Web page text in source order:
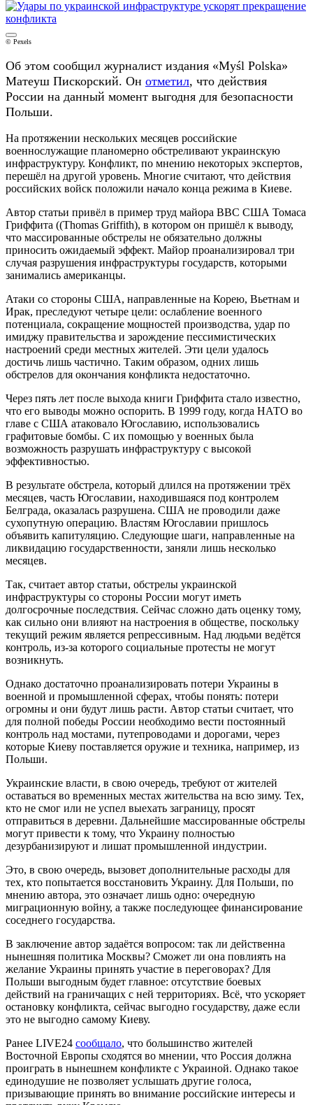
© Pexels
Об этом сообщил журналист издания «Myśl Polskа»
Матеуш Пискорский. Он отметил, что действия
России на данный момент выгодня для безопасности
Польши.
На протяжении нескольких месяцев российские
военнослужащие планомерно обстреливают украинскую
инфраструктуру. Конфликт, по мнению некоторых экспертов,
перешёл на другой уровень. Многие считают, что действия
российских войск положили начало конца режима в Киеве.
Автор статьи привёл в пример труд майора ВВС США Томаса
Гриффита ((Thomas Griffith), в котором он пришёл к выводу,
что массированные обстрелы не обязательно должны
приносить ожидаемый эффект. Майор проанализировал три
случая разрушения инфраструктуры государств, которыми
занимались американцы.
Атаки со стороны США, направленные на Корею, Вьетнам и
Ирак, преследуют четыре цели: ослабление военного
потенциала, сокращение мощностей производства, удар по
имиджу правительства и зарождение пессимистических
настроений среди местных жителей. Эти цели удалось
достичь лишь частично. Таким образом, одних лишь
обстрелов для окончания конфликта недостаточно.
Через пять лет после выхода книги Гриффита стало известно,
что его выводы можно оспорить. В 1999 году, когда НАТО во
главе с США атаковало Югославию, использовались
графитовые бомбы. С их помощью у военных была
возможность разрушать инфраструктуру с высокой
эффективностью.
В результате обстрела, который длился на протяжении трёх
месяцев, часть Югославии, находившаяся под контролем
Белграда, оказалась разрушена. США не проводили даже
сухопутную операцию. Властям Югославии пришлось
объявить капитуляцию. Следующие шаги, направленные на
ликвидацию государственности, заняли лишь несколько
месяцев.
Так, считает автор статьи, обстрелы украинской
инфраструктуры со стороны России могут иметь
долгосрочные последствия. Сейчас сложно дать оценку тому,
как сильно они влияют на настроения в обществе, поскольку
текущий режим является репрессивным. Над людьми ведётся
контроль, из-за которого социальные протесты не могут
возникнуть.
Однако достаточно проанализировать потери Украины в
военной и промышленной сферах, чтобы понять: потери
огромны и они будут лишь расти. Автор статьи считает, что
для полной победы России необходимо вести постоянный
контроль над мостами, путепроводами и дорогами, через
которые Киеву поставляется оружие и техника, например, из
Польши.
Украинские власти, в свою очередь, требуют от жителей
оставаться во временных местах жительства на всю зиму. Тех,
кто не смог или не успел выехать заграницу, просят
отправиться в деревни. Дальнейшие массированные обстрелы
могут привести к тому, что Украину полностью
дезурбанизируют и лишат промышленной индустрии.
Это, в свою очередь, вызовет дополнительные расходы для
тех, кто попытается восстановить Украину. Для Польши, по
мнению автора, это означает лишь одно: очередную
миграционную войну, а также последующее финансирование
соседнего государства.
В заключение автор задаётся вопросом: так ли действенна
нынешняя политика Москвы? Сможет ли она повлиять на
желание Украины принять участие в переговорах? Для
Польши выгодным будет главное: отсутствие боевых
действий на граничащих с ней территориях. Всё, что ускоряет
остановку конфликта, сейчас выгодно государству, даже если
это не выгодно самому Киеву.
Ранее LIVE24 сообщало, что большинство жителей
Восточной Европы сходятся во мнении, что Россия должна
проиграть в нынешнем конфликте с Украиной. Однако такое
единодушие не позволяет услышать другие голоса,
призывающие принять во внимание российские интересы и